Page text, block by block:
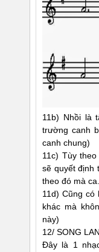
11b) Nhồi là
trường canh
canh chung)
11c) Tùy
sẽ quyết định
theo đó mà ca.
11d) Cũng có
khác mà
này)
12/ SONG
Ðây là 1